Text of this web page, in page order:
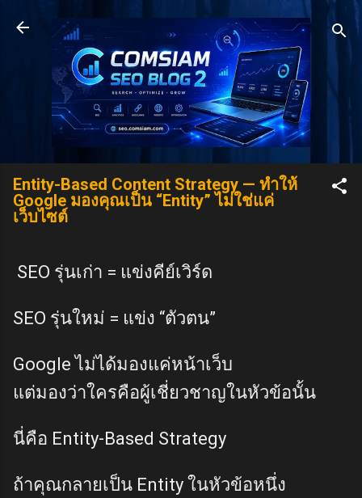
Skip to main content
Entity-Based Content Strategy — ทำให้
Google มองคุณเป็น “Entity” ไม่ใช่แค่
เว็บไซต์
SEO รุ่นเก่า = แข่งคีย์เวิร์ด
SEO รุ่นใหม่ = แข่ง “ตัวตน”
Google ไม่ได้มองแค่หน้าเว็บ
แต่มองว่าใครคือผู้เชี่ยวชาญในหัวข้อนั้น
นี่คือ Entity-Based Strategy
ถ้าคุณกลายเป็น Entity ในหัวข้อหนึ่ง